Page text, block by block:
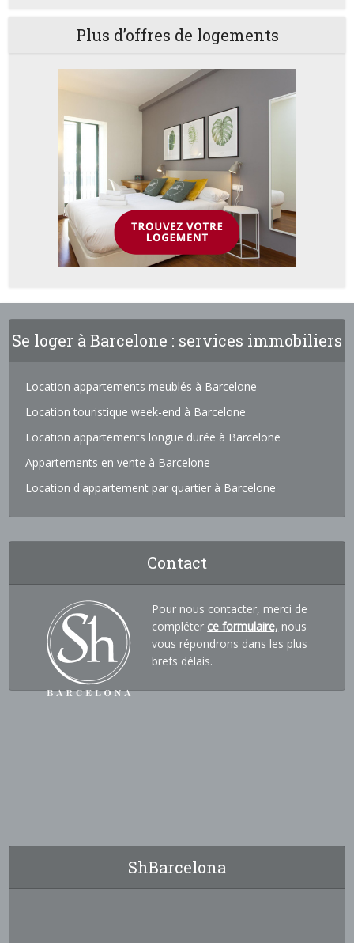
Plus d’offres de logements
Se loger à Barcelone : services immobiliers
Location appartements meublés à Barcelone
Location touristique week-end à Barcelone
Location appartements longue durée à Barcelone
Appartements en vente à Barcelone
Location d'appartement par quartier à Barcelone
Contact
Pour nous contacter, merci de
compléter ce formulaire, nous
vous répondrons dans les plus
brefs délais.
ShBarcelona